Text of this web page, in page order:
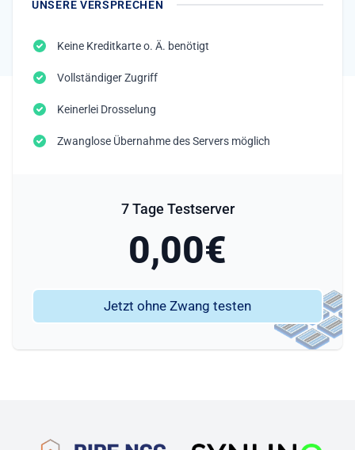
UNSERE VERSPRECHEN
Keine Kreditkarte o. Ä. benötigt
Vollständiger Zugriff
Keinerlei Drosselung
Zwanglose Übernahme des Servers möglich
7 Tage Testserver
0,00€
Jetzt ohne Zwang testen
Partnerschaften